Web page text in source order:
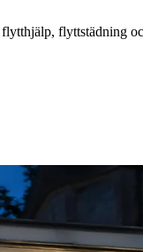
flyttstädning